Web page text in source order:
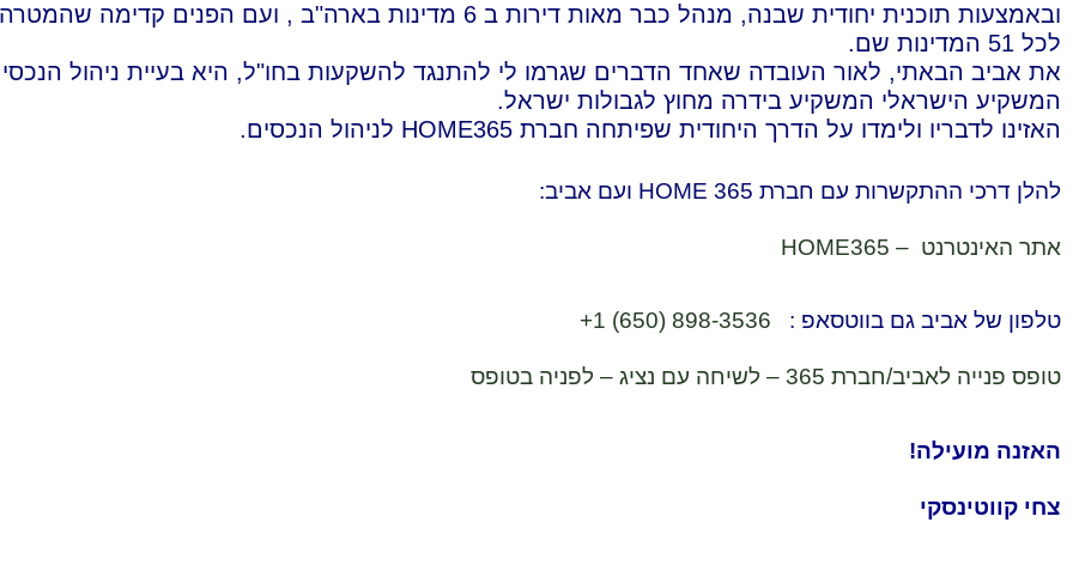
ובאמצעות תוכנית יחודית שבנה, מנהל כבר מאות דירות ב 6 מדינות בארה"ב ,
לכל 51 המדינות שם.
את אביב הבאתי, לאור העובדה שאחד הדברים שגרמו לי להתנגד להשקעות בחו"ל, היא בעיית ניהול
המשקיע הישראלי המשקיע בידרה מחוץ לגבולות ישראל.
האזינו לדבריו ולימדו על הדרך היחודית שפיתחה חברת HOME365 לניהול הנכסים.
להלן דרכי ההתקשרות עם חברת HOME 365 ועם אביב:
אתר האינטרנט – HOME365
טלפון של אביב גם בווטסאפ : ⁦ +1 (650) 898-3536
טופס פנייה לאביב/חברת 365 – לשיחה עם נציג – לפניה בטופס
האזנה מועילה!
צחי קווטינסקי